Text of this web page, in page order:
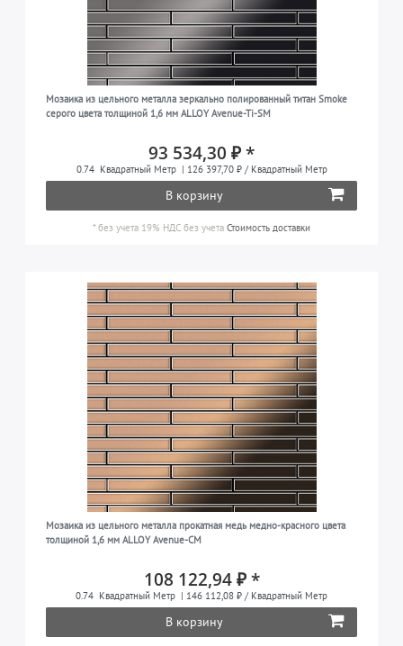
Мозаика из цельного металла зеркально полированный титан Smoke
серого цвета толщиной 1,6 мм ALLOY Avenue-Ti-SM
93 534,30 ₽ *
0.74 Квадратный Метр | 126 397,70 ₽ / Квадратный Метр
В корзину
*без учета 19% НДС без учета Стоимость доставки
Мозаика из цельного металла прокатная медь медно-красного цвета
толщиной 1,6 мм ALLOY Avenue-CM
108 122,94 ₽ *
0.74 Квадратный Метр | 146 112,08 ₽ / Квадратный Метр
В корзину